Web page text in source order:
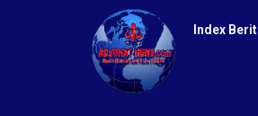
Index